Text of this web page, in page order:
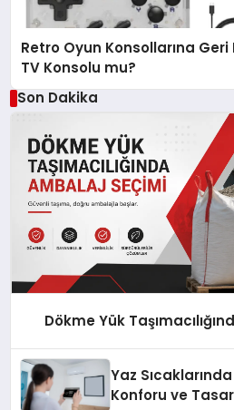
Retro Oyun Konsollarına Geri
TV Konsolu mu?
Son Dakika
Dökme Yük
Yaz
Konforu ve